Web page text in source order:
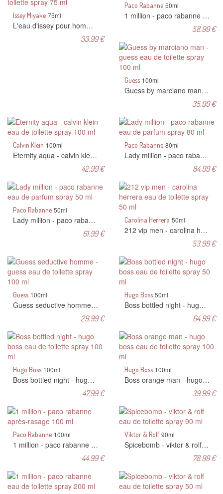
Issey Miyake 75ml
L'eau d'issey pour homme intense - issey miyake eau de toilette spray 75 ml
33.99 €
Paco Rabanne 50ml
1 million - paco rabanne eau de toilette spray 50 ml
58.99 €
Guess 100ml
Guess by marciano man - guess eau de toilette spray 100 ml
35.99 €
Calvin Klein 100ml
Eternity aqua - calvin klein eau de toilette spray 100 ml
42.99 €
Paco Rabanne 80ml
Lady million - paco rabanne eau de parfum spray 80 ml
84.99 €
Paco Rabanne 50ml
Lady million - paco rabanne eau de parfum spray 50 ml
61.99 €
Carolina Herrera 50ml
212 vip men - carolina herrera eau de toilette spray 50 ml
53.99 €
Guess 100ml
Guess seductive homme - guess eau de toilette spray 100 ml
29.99 €
Hugo Boss 50ml
Boss bottled night - hugo boss eau de toilette spray 50 ml
64.99 €
Hugo Boss 100ml
Boss bottled night - hugo boss eau de toilette spray 100 ml
47.99 €
Hugo Boss 100ml
Boss orange man - hugo boss eau de toilette spray 100 ml
39.99 €
Paco Rabanne 100ml
1 million - paco rabanne après-rasage 100 ml
44.99 €
Viktor & Rolf 90ml
Spicebomb - viktor & rolf eau de toilette spray 90 ml
78.99 €